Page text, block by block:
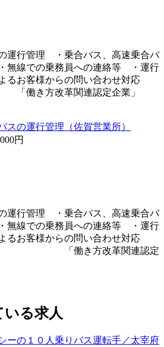
運行管理 ・乗合バス、高速乗合バ
無線での乗務員への連絡等 ・運行
るお客様からの問い合わせ対応
働き方改革関連認定企業」
スの運行管理（佐賀営業所）
円
運行管理 ・乗合バス、高速乗合バ
無線での乗務員への連絡等 ・運行
るお客様からの問い合わせ対応
し 「働き方改革関連認定
いる求人
の１０人乗りバス運転手／太宰府